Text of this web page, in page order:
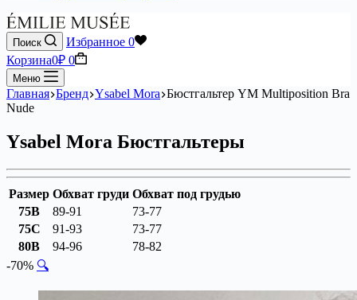
Поиск Избранное 0
Корзина0₽ 0
Меню
Главная Бренд Ysabel Mora Бюстгальтер YM Multiposition Bra
Nude
Ysabel Mora Бюстгальтеры
Размер Обхват груди Обхват под грудью
75B
89-91
73-77
75C
91-93
73-77
80B
94-96
78-82
-70% 🔍